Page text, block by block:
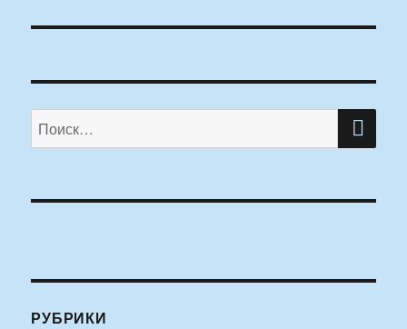
Искать:
РУБРИКИ